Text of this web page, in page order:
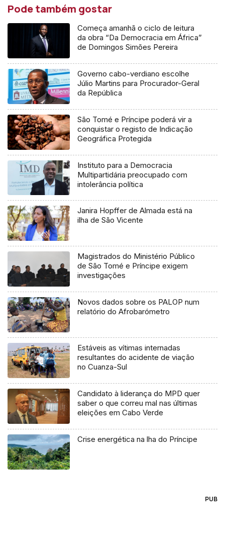
Pode também gostar
Começa amanhã o ciclo de leitura
da obra “Da Democracia em África”
de Domingos Simões Pereira
Governo cabo-verdiano escolhe
Júlio Martins para Procurador-Geral
da República
São Tomé e Príncipe poderá vir a
conquistar o registo de Indicação
Geográfica Protegida
Instituto para a Democracia
Multipartidária preocupado com
intolerância política
Janira Hopffer de Almada está na
ilha de São Vicente
Magistrados do Ministério Público
de São Tomé e Príncipe exigem
investigações
Novos dados sobre os PALOP num
relatório do Afrobarómetro
Estáveis as vítimas internadas
resultantes do acidente de viação
no Cuanza-Sul
Candidato à liderança do MPD quer
saber o que correu mal nas últimas
eleições em Cabo Verde
Crise energética na lha do Príncipe
PUB